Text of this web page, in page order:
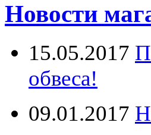
Новости
15.05.2017
обвеса!
09.01.2017